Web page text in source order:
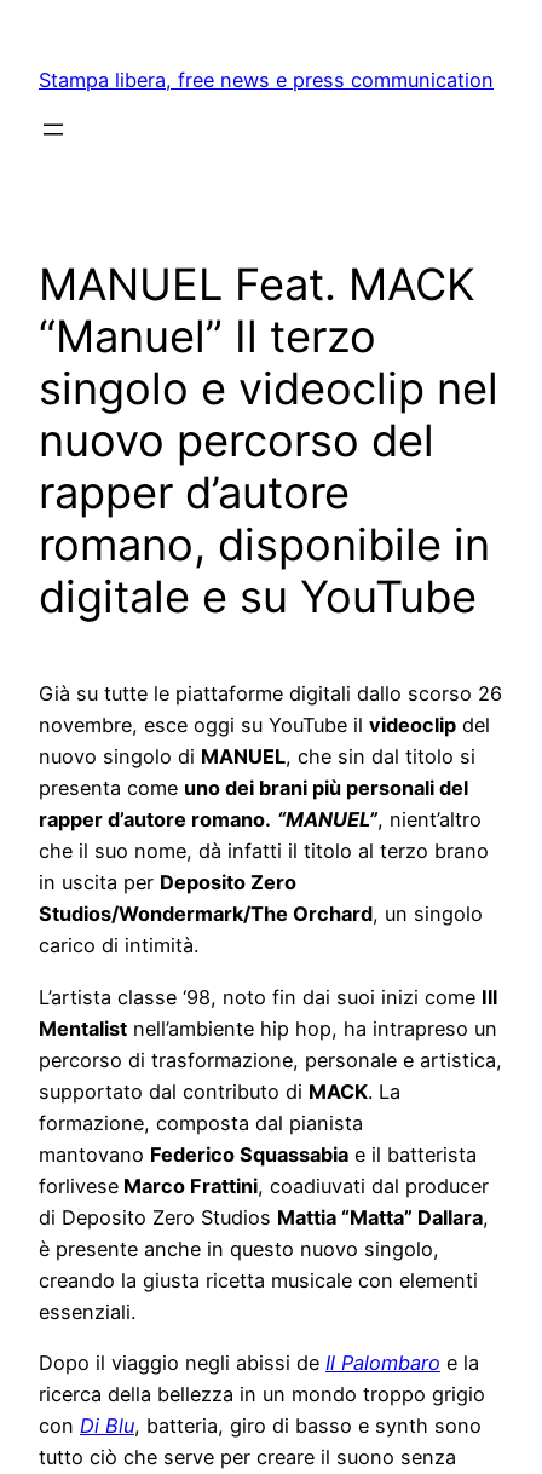
content
Stampa libera, free news e press communication
MANUEL Feat. MACK
“Manuel” Il terzo
singolo e videoclip nel
nuovo percorso del
rapper d’autore
romano, disponibile in
digitale e su YouTube
Già su tutte le piattaforme digitali dallo scorso 26
novembre, esce oggi su YouTube il videoclip del
nuovo singolo di MANUEL, che sin dal titolo si
presenta come uno dei brani più personali del
rapper d’autore romano. “MANUEL”, nient’altro
che il suo nome, dà infatti il titolo al terzo brano
in uscita per Deposito Zero
Studios/Wondermark/The Orchard, un singolo
carico di intimità.
L’artista classe ‘98, noto fin dai suoi inizi come Ill
Mentalist nell’ambiente hip hop, ha intrapreso un
percorso di trasformazione, personale e artistica,
supportato dal contributo di MACK. La
formazione, composta dal pianista
mantovano Federico Squassabia e il batterista
forlivese Marco Frattini, coadiuvati dal producer
di Deposito Zero Studios Mattia “Matta” Dallara,
è presente anche in questo nuovo singolo,
creando la giusta ricetta musicale con elementi
essenziali.
Dopo il viaggio negli abissi de Il Palombaro e la
ricerca della bellezza in un mondo troppo grigio
con Di Blu, batteria, giro di basso e synth sono
tutto ciò che serve per creare il suono senza